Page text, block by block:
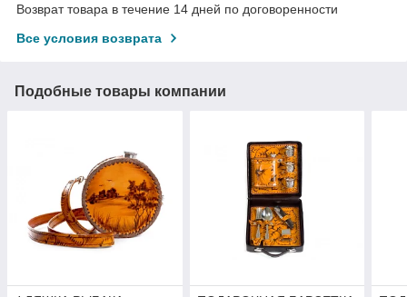
Возврат товара в течение 14 дней по договоренности
Все условия возврата
Подобные товары компании